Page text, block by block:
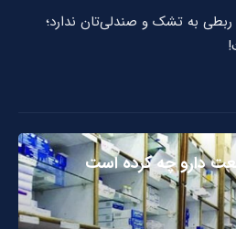
به تشک و صندلی‌تان ندارد؛
دارو چه کرده است